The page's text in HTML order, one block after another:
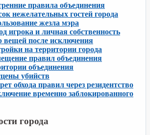
правила объединения
нежелательных гостей города
жезла мэра
игрока и личная собственность
вещей после исключения
на территории города
правил объединения
объединения
убийств
обхода правил через резидентство
временно заблокированного
города